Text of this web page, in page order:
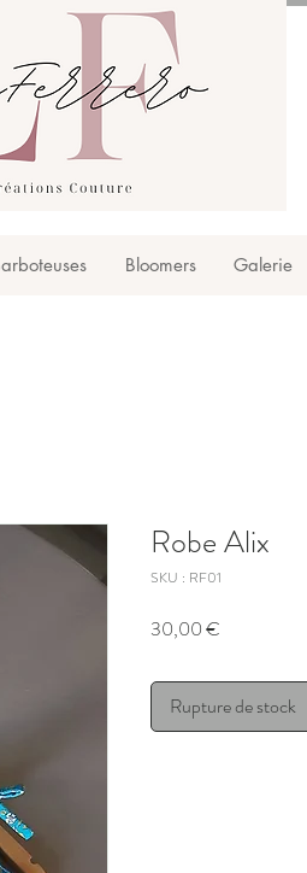
Bloomers Galerie
Robe Alix
SKU : RF01
30,00 €
Rupture de stock